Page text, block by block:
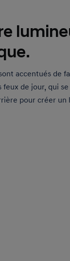
accentués de
feux de jour, qui
pour créer un